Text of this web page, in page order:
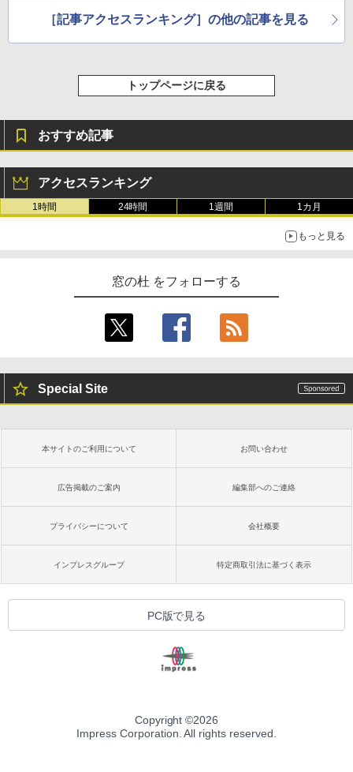
［記事アクセスランキング］の他の記事を見る
トップページに戻る
おすすめ記事
アクセスランキング
1時間 24時間 1週間 1カ月
もっと見る
窓の杜 をフォローする
Special Site
本サイトのご利用について お問い合わせ
広告掲載のご案内 編集部へのご連絡
プライバシーについて 会社概要
インプレスグループ 特定商取引法に基づく表示
PC版で見る
Copyright ©2026
Impress Corporation. All rights reserved.